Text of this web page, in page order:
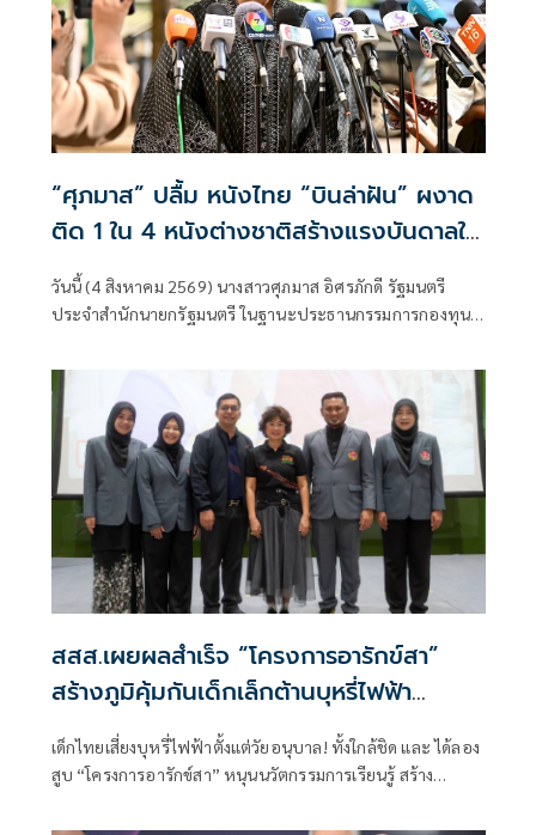
“ศุภมาส” ปลื้ม หนังไทย “บินล่าฝัน” ผงาด
ติด 1 ใน 4 หนังต่างชาติสร้างแรงบันดาลใจ
ในเทศกาลภาพยนตร์เด็กปักกิ่ง
วันนี้ (4 สิงหาคม 2569) นางสาวศุภมาส อิศรภักดี รัฐมนตรี
ประจำสำนักนายกรัฐมนตรี ในฐานะประธานกรรมการกองทุน
สสส.เผยผลสำเร็จ “โครงการอารักข์สา”
สร้างภูมิคุ้มกันเด็กเล็กต้านบุหรี่ไฟฟ้า
ครอบคลุม 70 จังหวัด
เด็กไทยเสี่ยงบุหรี่ไฟฟ้าตั้งแต่วัยอนุบาล! ทั้งใกล้ชิด และ ได้ลอง
สูบ “โครงการอารักข์สา” หนุนนวัตกรรมการเรียนรู้ สร้าง
เสี่ยงตั้งแต่วัยเยาว์